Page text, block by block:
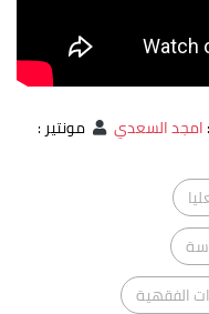
:امجد السعدي مونتير:
الفقهية